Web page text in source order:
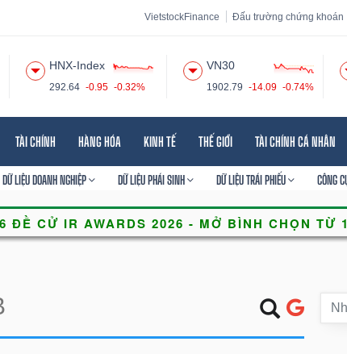
VietstockFinance Đấu trường chứng khoán
HNX-Index
292.64 -0.95 -0.32%
VN30
1902.79 -14.09 -0.74%
TÀI CHÍNH HÀNG HÓA KINH TẾ THẾ GIỚI TÀI CHÍNH CÁ NHÂN
DỮ LIỆU DOANH NGHIỆP DỮ LIỆU PHÁI SINH DỮ LIỆU TRÁI PHIẾU CÔNG